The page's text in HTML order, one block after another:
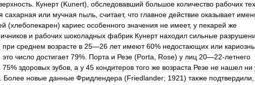
Кунерт(Kunert), обследовавший большое количество рабочих тех
сахарная или мучная пыль считает, что главное действие оказывает
(хлебопекарен) кариес особенного значения не имеет, у пекарей же
и рабочих шоколадных фабрик Кунерт находил сильные
при среднем возрасте в 25—26 лет имеют 60% недостающих или
это число достигает 79%. Порта и Резе (Porta Rose) у лиц 20—22-летнего
75% здоровых зубов а у 45 кондитеров того же возраста Резе не нашел ни
Более новые данные Фридлендера (Friedlander; 1921) также подтвердили